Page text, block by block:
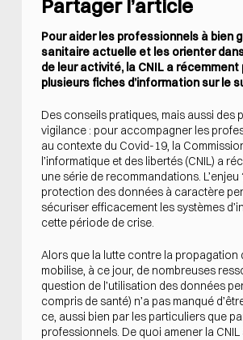
Partager l’article
Pour aider les professionnels à bien
sanitaire actuelle et les orienter
de leur activité, la CNIL a récemment
plusieurs fiches d’information sur le
Des conseils pratiques, mais aussi des
vigilance : pour accompagner les
au contexte du Covid-19, la
l’informatique et des libertés (CNIL) a
une série de recommandations. L’enjeu
protection des données à caractère
sécuriser efficacement les systèmes
cette période de crise.
Alors que la lutte contre la
mobilise, à ce jour, de nombreuses
question de l’utilisation des données
compris de santé) n’a pas manqué
ce, aussi bien par les particuliers que
professionnels. De quoi amener la CNIL